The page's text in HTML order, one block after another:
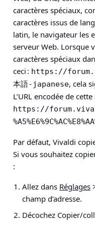
caractères spéciaux,
caractères issus de
latin, le navigateur les
serveur Web. Lorsque
caractères spéciaux
ceci : https://
本語-japanese, cela
L’URL encodée de
https://
Par défaut, Vivaldi
Si vous souhaitez
:
Allez dans Réglages
champ d’adresse.
Décochez Copier/